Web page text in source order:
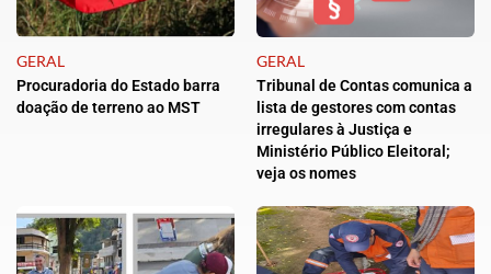
GERAL
Procuradoria do Estado barra
doação de terreno ao MST
GERAL
Tribunal de Contas comunica a
lista de gestores com contas
irregulares à Justiça e
Ministério Público Eleitoral;
veja os nomes